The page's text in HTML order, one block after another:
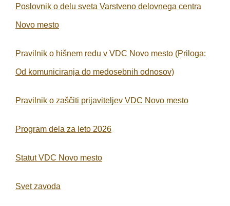
Poslovnik o delu sveta Varstveno delovnega centra
Novo mesto
Pravilnik o hišnem redu v VDC Novo mesto (Priloga:
Od komuniciranja do medosebnih odnosov)
Pravilnik o zaščiti prijaviteljev VDC Novo mesto
Program dela za leto 2026
Statut VDC Novo mesto
Svet zavoda